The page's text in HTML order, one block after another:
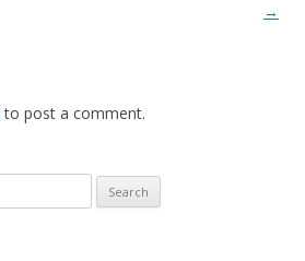
→
to post a comment.